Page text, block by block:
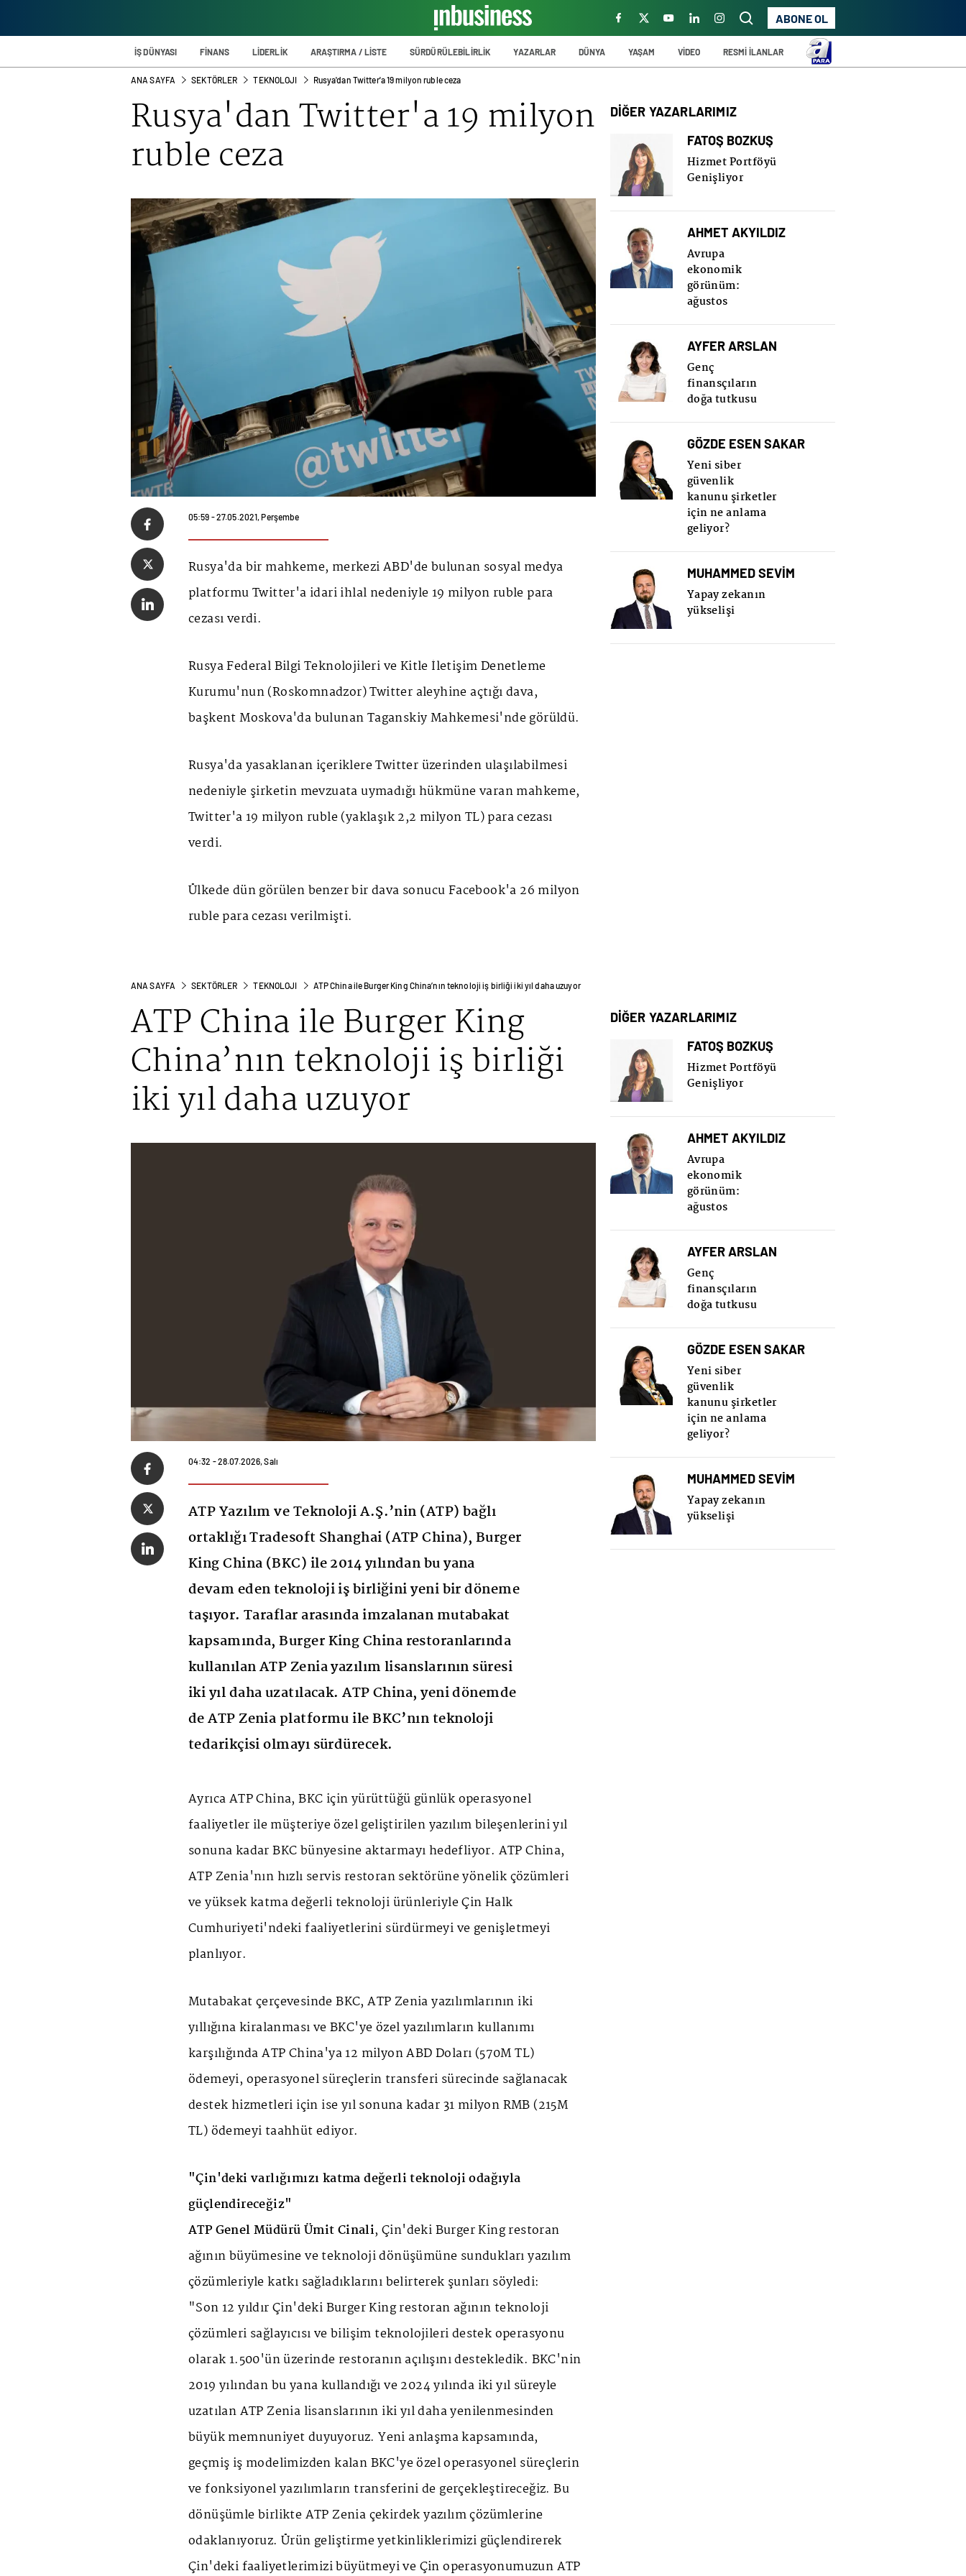
ABONE OL
İŞ DÜNYASI FİNANS LİDERLİK ARAŞTIRMA / LİSTE SÜRDÜRÜLEBİLİRLİK YAZARLAR DÜNYA YAŞAM VİDEO RESMİ İLANLAR
ANA SAYFA SEKTÖRLER TEKNOLOJI Rusya'dan Twitter'a 19 milyon ruble ceza
Rusya'dan Twitter'a 19 milyon
ruble ceza
05:59 - 27.05.2021, Perşembe
Rusya'da bir mahkeme, merkezi ABD'de bulunan sosyal medya
platformu Twitter'a idari ihlal nedeniyle 19 milyon ruble para
cezası verdi.
Rusya Federal Bilgi Teknolojileri ve Kitle İletişim Denetleme
Kurumu'nun (Roskomnadzor) Twitter aleyhine açtığı dava,
başkent Moskova'da bulunan Taganskiy Mahkemesi'nde görüldü.
Rusya'da yasaklanan içeriklere Twitter üzerinden ulaşılabilmesi
nedeniyle şirketin mevzuata uymadığı hükmüne varan mahkeme,
Twitter'a 19 milyon ruble (yaklaşık 2,2 milyon TL) para cezası
verdi.
Ülkede dün görülen benzer bir dava sonucu Facebook'a 26 milyon
ruble para cezası verilmişti.
DİĞER YAZARLARIMIZ
FATOŞ BOZKUŞ
Hizmet Portföyü
Genişliyor
AHMET AKYILDIZ
Avrupa
ekonomik
görünüm:
ağustos
AYFER ARSLAN
Genç
finansçıların
doğa tutkusu
GÖZDE ESEN SAKAR
Yeni siber
güvenlik
kanunu şirketler
için ne anlama
geliyor?
MUHAMMED SEVİM
Yapay zekanın
yükselişi
ANA SAYFA SEKTÖRLER TEKNOLOJI ATP China ile Burger King China’nın teknoloji iş birliği iki yıl daha uzuyor
ATP China ile Burger King
China’nın teknoloji iş birliği
iki yıl daha uzuyor
04:32 - 28.07.2026, Salı
ATP Yazılım ve Teknoloji A.Ş.’nin (ATP) bağlı
ortaklığı Tradesoft Shanghai (ATP China), Burger
King China (BKC) ile 2014 yılından bu yana
devam eden teknoloji iş birliğini yeni bir döneme
taşıyor. Taraflar arasında imzalanan mutabakat
kapsamında, Burger King China restoranlarında
kullanılan ATP Zenia yazılım lisanslarının süresi
iki yıl daha uzatılacak. ATP China, yeni dönemde
de ATP Zenia platformu ile BKC’nın teknoloji
tedarikçisi olmayı sürdürecek.
Ayrıca ATP China, BKC için yürüttüğü günlük operasyonel
faaliyetler ile müşteriye özel geliştirilen yazılım bileşenlerini yıl
sonuna kadar BKC bünyesine aktarmayı hedefliyor. ATP China,
ATP Zenia'nın hızlı servis restoran sektörüne yönelik çözümleri
ve yüksek katma değerli teknoloji ürünleriyle Çin Halk
Cumhuriyeti'ndeki faaliyetlerini sürdürmeyi ve genişletmeyi
planlıyor.
Mutabakat çerçevesinde BKC, ATP Zenia yazılımlarının iki
yıllığına kiralanması ve BKC'ye özel yazılımların kullanımı
karşılığında ATP China'ya 12 milyon ABD Doları (570M TL)
ödemeyi, operasyonel süreçlerin transferi sürecinde sağlanacak
destek hizmetleri için ise yıl sonuna kadar 31 milyon RMB (215M
TL) ödemeyi taahhüt ediyor.
"Çin'deki varlığımızı katma değerli teknoloji odağıyla
güçlendireceğiz"
ATP Genel Müdürü Ümit Cinali, Çin'deki Burger King restoran
ağının büyümesine ve teknoloji dönüşümüne sundukları yazılım
çözümleriyle katkı sağladıklarını belirterek şunları söyledi:
"Son 12 yıldır Çin'deki Burger King restoran ağının teknoloji
çözümleri sağlayıcısı ve bilişim teknolojileri destek operasyonu
olarak 1.500'ün üzerinde restoranın açılışını destekledik. BKC'nin
2019 yılından bu yana kullandığı ve 2024 yılında iki yıl süreyle
uzatılan ATP Zenia lisanslarının iki yıl daha yenilenmesinden
büyük memnuniyet duyuyoruz. Yeni anlaşma kapsamında,
geçmiş iş modelimizden kalan BKC'ye özel operasyonel süreçlerin
ve fonksiyonel yazılımların transferini de gerçekleştireceğiz. Bu
dönüşümle birlikte ATP Zenia çekirdek yazılım çözümlerine
odaklanıyoruz. Ürün geliştirme yetkinliklerimizi güçlendirerek
Çin'deki faaliyetlerimizi büyütmeyi ve Çin operasyonumuzun ATP
DİĞER YAZARLARIMIZ
FATOŞ BOZKUŞ
Hizmet Portföyü
Genişliyor
AHMET AKYILDIZ
Avrupa
ekonomik
görünüm:
ağustos
AYFER ARSLAN
Genç
finansçıların
doğa tutkusu
GÖZDE ESEN SAKAR
Yeni siber
güvenlik
kanunu şirketler
için ne anlama
geliyor?
MUHAMMED SEVİM
Yapay zekanın
yükselişi